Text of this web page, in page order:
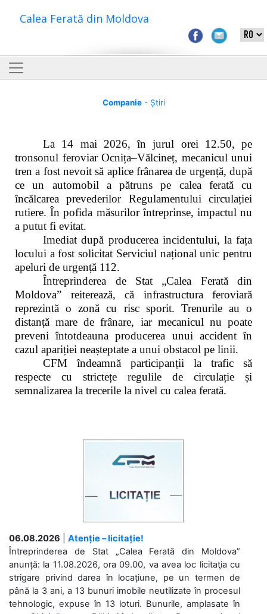
Calea Ferată din Moldova
Companie- Știri
La 14 mai 2026, în jurul orei 12.50, pe
tronsonul feroviar Ocnița–Vălcineț, mecanicul unui
tren a fost nevoit să aplice frânarea de urgență, după
ce un automobil a pătruns pe calea ferată cu
încălcarea prevederilor Regulamentului circulației
rutiere. În pofida măsurilor întreprinse, impactul nu
a putut fi evitat.
Imediat după producerea incidentului, la fața
locului a fost solicitat Serviciul național unic pentru
apeluri de urgență 112.
Întreprinderea de Stat „Calea Ferată din
Moldova” reiterează, că infrastructura feroviară
reprezintă o zonă cu risc sporit. Trenurile au o
distanță mare de frânare, iar mecanicul nu poate
preveni întotdeauna producerea unui accident în
cazul apariției neașteptate a unui obstacol pe linii.
CFM îndeamnă participanții la trafic să
respecte cu strictețe regulile de circulație și
semnalizarea la trecerile la nivel cu calea ferată.
06.08.2026
Atenție – licitație!
Întreprinderea de Stat „Calea Ferată din Moldova”
anunță: la 11.08.2026, ora 09.00, va avea loc licitaţia cu
strigare privind darea în locațiune, pe un termen de
până la 3 ani, a 13 bunuri imobile neutilizate în procesul
tehnologic, expuse în 13 loturi. Bunurile, amplasate în